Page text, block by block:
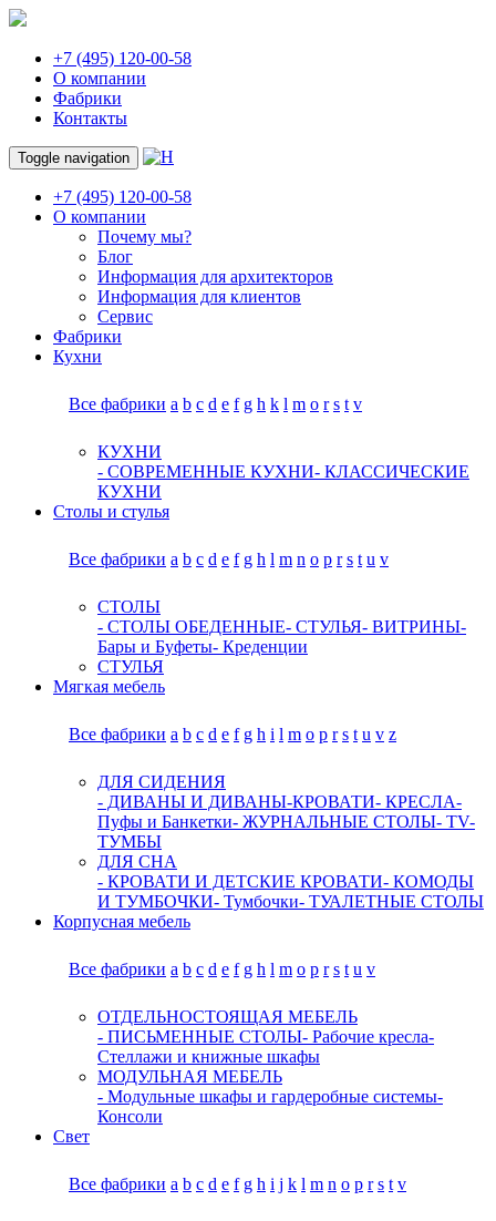
+7 (495) 120-00-58
О компании
Фабрики
Контакты
Toggle navigation
+7 (495) 120-00-58
О компании
Почему мы?
Блог
Информация для архитекторов
Информация для клиентов
Сервис
Фабрики
Кухни
Все фабрики a b c d e f g h k l m o r s t v
КУХНИ
- СОВРЕМЕННЫЕ КУХНИ- КЛАССИЧЕСКИЕ
КУХНИ
Столы и стулья
Все фабрики a b c d e f g h l m n o p r s t u v
СТОЛЫ
- СТОЛЫ ОБЕДЕННЫЕ- СТУЛЬЯ- ВИТРИНЫ-
Бары и Буфеты- Креденции
СТУЛЬЯ
Мягкая мебель
Все фабрики a b c d e f g h i l m o p r s t u v z
ДЛЯ СИДЕНИЯ
- ДИВАНЫ И ДИВАНЫ-КРОВАТИ- КРЕСЛА-
Пуфы и Банкетки- ЖУРНАЛЬНЫЕ СТОЛЫ- TV-
ТУМБЫ
ДЛЯ СНА
- КРОВАТИ И ДЕТСКИЕ КРОВАТИ- КОМОДЫ
И ТУМБОЧКИ- Тумбочки- ТУАЛЕТНЫЕ СТОЛЫ
Корпусная мебель
Все фабрики a b c d e f g h l m o p r s t u v
ОТДЕЛЬНОСТОЯЩАЯ МЕБЕЛЬ
- ПИСЬМЕННЫЕ СТОЛЫ- Рабочие кресла-
Стеллажи и книжные шкафы
МОДУЛЬНАЯ МЕБЕЛЬ
- Модульные шкафы и гардеробные системы-
Консоли
Свет
Все фабрики a b c d e f g h i j k l m n o p r s t v